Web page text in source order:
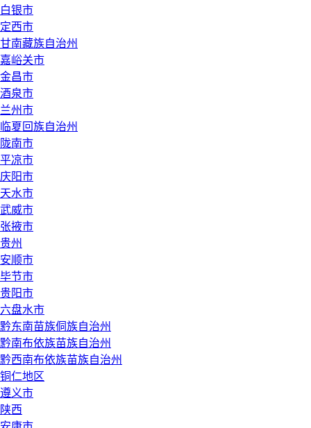
白银市
定西市
甘南藏族自治州
嘉峪关市
金昌市
酒泉市
兰州市
临夏回族自治州
陇南市
平凉市
庆阳市
天水市
武威市
张掖市
贵州
安顺市
毕节市
贵阳市
六盘水市
黔东南苗族侗族自治州
黔南布依族苗族自治州
黔西南布依族苗族自治州
铜仁地区
遵义市
陕西